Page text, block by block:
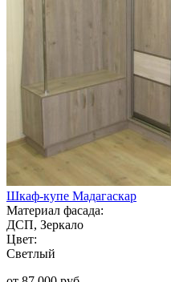
Шкаф-купе Мадагаскар
Материал фасада:
ДСП, Зеркало
Цвет:
Светлый